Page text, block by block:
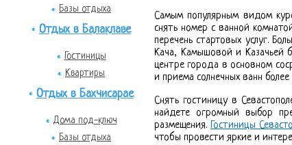
Базы отдыха
Отдых в Балаклаве
Гостиницы
Квартиры
Отдых в Бахчисарае
Дома под-ключ
Базы отдыха
Самым популярным видом
снять номер с ванной
перечень стартовых услуг.
Кача, Камышовой и Казачьей
центре города в основном
и приема солнечных ванн
Снять гостиницу в
найдете огромный выбор
размещения. Гостиницы
чтобы провести яркие и